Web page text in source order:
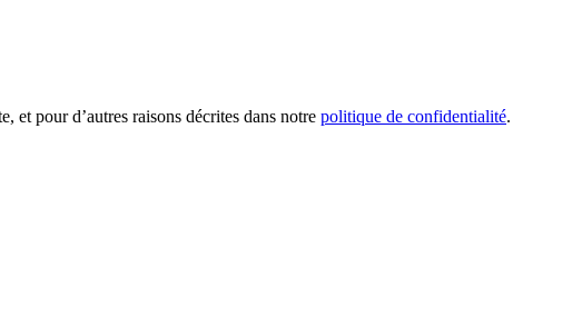
et pour d’autres raisons décrites dans notre politique de confidentialité.